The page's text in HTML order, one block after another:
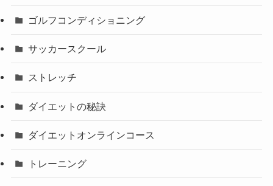
ゴルフコンディショニング
サッカースクール
ストレッチ
ダイエットの秘訣
ダイエットオンラインコース
トレーニング